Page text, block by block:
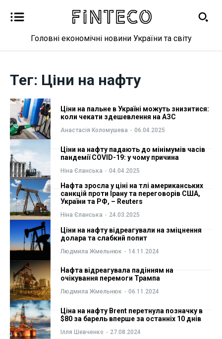
Бізнес
Фінанси
Валютний ринок
Криптовалюта
Робота і освіта
Публікації
ФОП
Курс валют
Ми в соц. мережах
Бізнес
Фінанси
Валютний ринок
Криптовалюта
Робота і освіта
Публікації
ФОП
Курс валют
Ми в соц. мережах
Головні економічні новини України та світу
Тег: Ціни на нафту
Ціни на пальне в Україні можуть знизитися:
коли чекати здешевлення на АЗС
Анастасія Коломушева - 06.04.2025
Ціни на нафту падають до мінімумів часів
пандемії COVID-19: у чому причина
Ніна Єланська - 04.04.2025
Нафта зросла у ціні на тлі американських
санкцій проти Ірану та переговорів США,
України та РФ, – Reuters
Ніна Єланська - 24.03.2025
Ціни на нафту відреагували на зміцнення
долара та слабкий попит
Людмила Жмельнюк - 14.11.2024
Нафта відреагувала падінням на
очікування перемоги Трампа
Людмила Жмельнюк - 06.11.2024
Ціна на нафту Brent перетнула позначку в
$80 за барель вперше за останніх 10 днів
Ілля Шевченко - 27.08.2024